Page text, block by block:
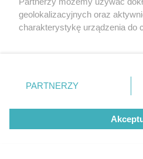
Żaden utwór zamieszczony w
rozpowszechniany lub dalej
Internecie bez pisemnej zgody
wykorzystanie utworów w całości lub
geolokalizacyjnych oraz
charakterystykę urządzenia do
zmienić/wycofać klikając
znajdujący się w lewym dolnym
rodzaje przetwarzania danych
użytkownika, ale masz prawo
przetwarzaniu. Preferencje
PARTNERZY